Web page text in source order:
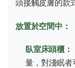
頭接觸皮膚的款
放置於空間中：
臥室床頭櫃：
量，對淺眠者